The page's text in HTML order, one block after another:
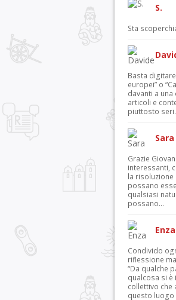
S.
Sta
Basta
europei” o
davanti a
articoli e
piuttosto
Sara
Grazie
interessanti,
la risoluzione
possano
qualsiasi
possano...
Enza
Condivido
riflessione
“Da qualche
qualcosa si
collettivo che
questo luogo